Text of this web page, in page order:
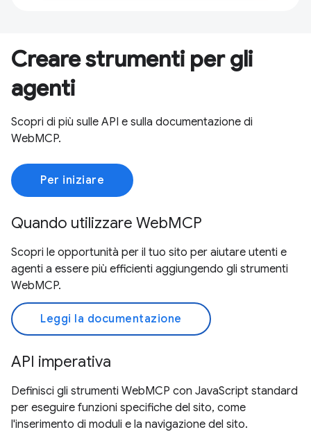
Creare strumenti per gli
agenti
Scopri di più sulle API e sulla documentazione di
WebMCP.
Per iniziare
Quando utilizzare WebMCP
Scopri le opportunità per il tuo sito per aiutare utenti e
agenti a essere più efficienti aggiungendo gli strumenti
WebMCP.
Leggi la documentazione
API imperativa
Definisci gli strumenti WebMCP con JavaScript standard
per eseguire funzioni specifiche del sito, come
l'inserimento di moduli e la navigazione del sito.